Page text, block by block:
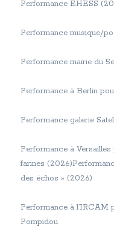
Performance EHESS
Performance musique/
Performance mairie du
Performance à Berlin
Performance galerie
Performance à
farines
des échos » (2026)
Performance à
Pompidou